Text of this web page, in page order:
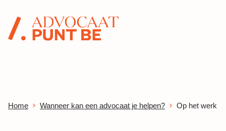
Home Wanneer kan een advocaat je helpen? Op het werk